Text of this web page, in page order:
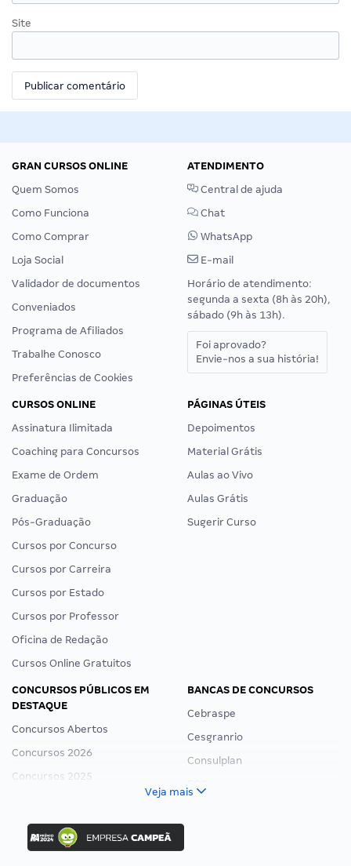
Site
GRAN CURSOS ONLINE
Quem Somos
Como Funciona
Como Comprar
Loja Social
Validador de documentos
Conveniados
Programa de Afiliados
Trabalhe Conosco
Preferências de Cookies
ATENDIMENTO
Central de ajuda
Chat
WhatsApp
E-mail
Horário de atendimento:
segunda a sexta (8h às 20h),
sábado (9h às 13h).
Foi aprovado?
Envie-nos a sua história!
CURSOS ONLINE
Assinatura Ilimitada
Coaching para Concursos
Exame de Ordem
Graduação
Pós-Graduação
Cursos por Concurso
Cursos por Carreira
Cursos por Estado
Cursos por Professor
Oficina de Redação
Cursos Online Gratuitos
PÁGINAS ÚTEIS
Depoimentos
Material Grátis
Aulas ao Vivo
Aulas Grátis
Sugerir Curso
CONCURSOS PÚBLICOS EM
DESTAQUE
Concursos Abertos
Concursos 2026
Concursos 2025
Concurso Nacional Unificado
Concurso Ibama
Concurso MPU
BANCAS DE CONCURSOS
Cebraspe
Cesgranrio
Consulplan
Veja mais